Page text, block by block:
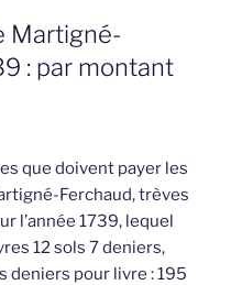
Martigné-
: par montant
que doivent payer les
Ferchaud, trèves
l’année 1739, lequel
12 sols 7 deniers,
deniers pour livre : 195